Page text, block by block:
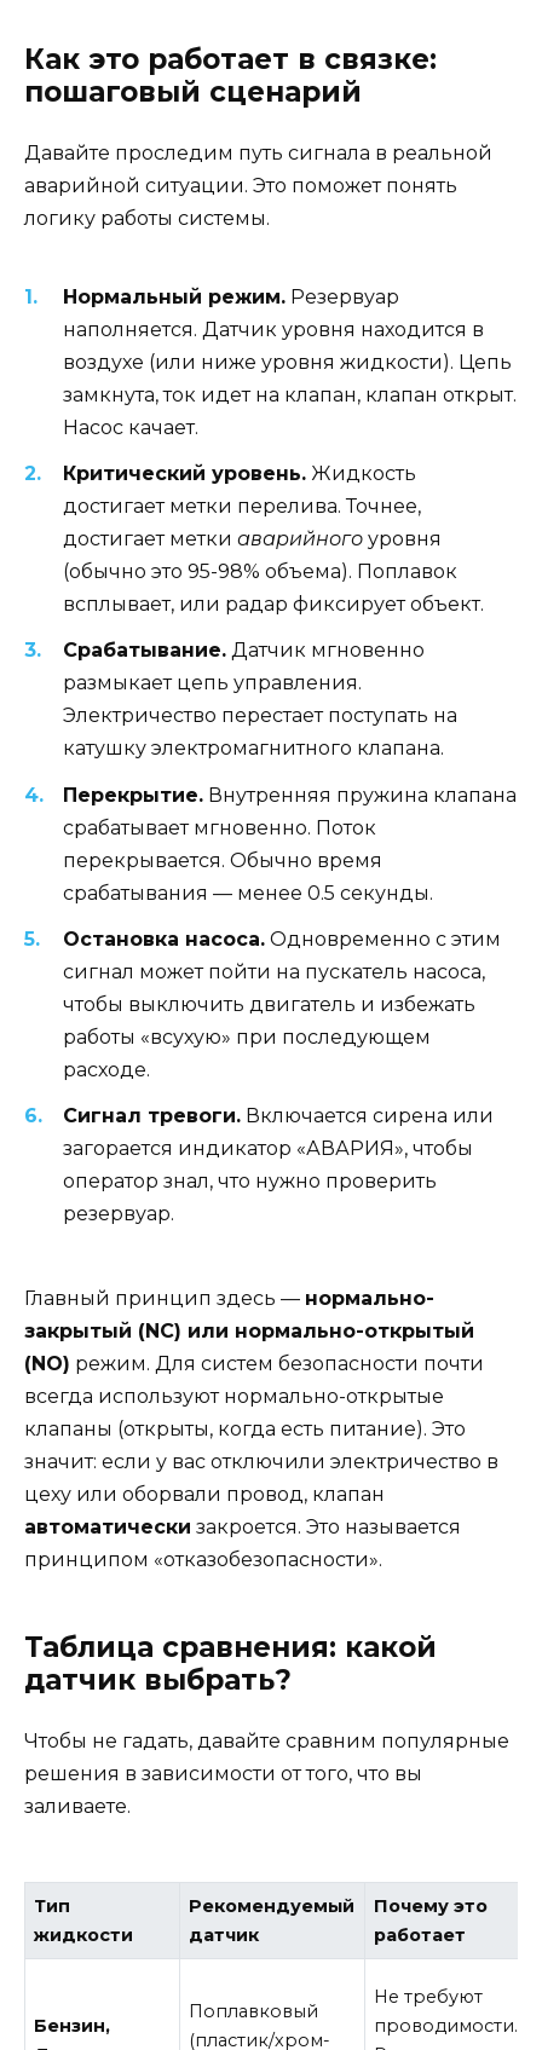
Как это работает в связке:
пошаговый сценарий
Давайте проследим путь сигнала в реальной
аварийной ситуации. Это поможет понять
логику работы системы.
Нормальный режим. Резервуар
наполняется. Датчик уровня находится в
воздухе (или ниже уровня жидкости). Цепь
замкнута, ток идет на клапан, клапан открыт.
Насос качает.
Критический уровень. Жидкость
достигает метки перелива. Точнее,
достигает метки аварийного уровня
(обычно это 95-98% объема). Поплавок
всплывает, или радар фиксирует объект.
Срабатывание. Датчик мгновенно
размыкает цепь управления.
Электричество перестает поступать на
катушку электромагнитного клапана.
Перекрытие. Внутренняя пружина клапана
срабатывает мгновенно. Поток
перекрывается. Обычно время
срабатывания — менее 0.5 секунды.
Остановка насоса. Одновременно с этим
сигнал может пойти на пускатель насоса,
чтобы выключить двигатель и избежать
работы «всухую» при последующем
расходе.
Сигнал тревоги. Включается сирена или
загорается индикатор «АВАРИЯ», чтобы
оператор знал, что нужно проверить
резервуар.
Главный принцип здесь — нормально-
закрытый (NC) или нормально-открытый
(NO) режим. Для систем безопасности почти
всегда используют нормально-открытые
клапаны (открыты, когда есть питание). Это
значит: если у вас отключили электричество в
цеху или оборвали провод, клапан
автоматически закроется. Это называется
принципом «отказобезопасности».
Таблица сравнения: какой
датчик выбрать?
Чтобы не гадать, давайте сравним популярные
решения в зависимости от того, что вы
заливаете.
Тип
жидкости
Рекомендуемый
датчик
Почему это
работает
Бензин,
Поплавковый
(пластик/хром-
Не требуют
проводимости.